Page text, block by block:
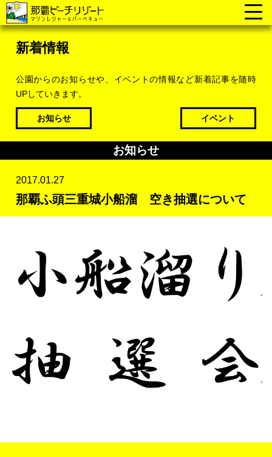
新着情報
公園からのお知らせや、イベントの情報など新着記事を随時
UPしていきます。
お知らせ イベント
お知らせ
2017.01.27
那覇ふ頭三重城小船溜 空き抽選について